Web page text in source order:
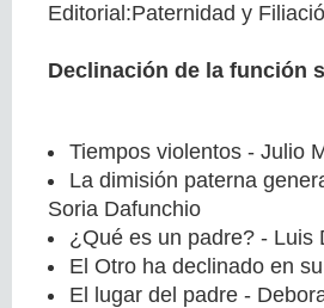
Editorial:Paternidad y
Declinación de la función
Tiempos violentos - Julio
La dimisión paterna
Soria Dafunchio
¿Qué es un padre? - Luis
El Otro ha declinado en
El lugar del padre -